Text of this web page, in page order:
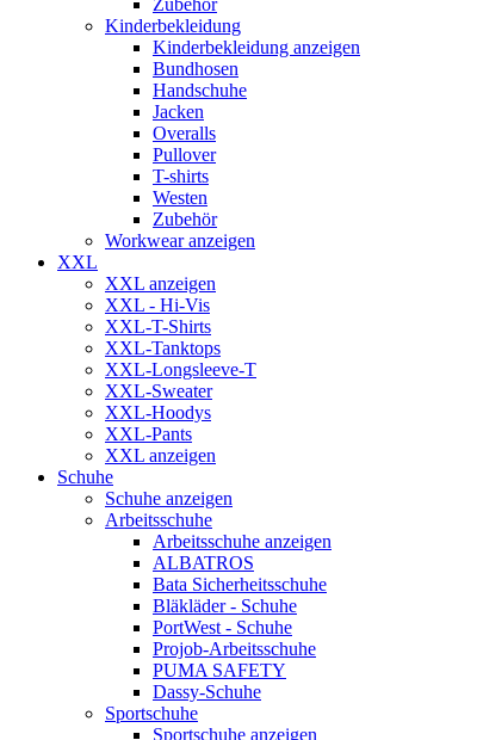
Zubehör
Kinderbekleidung
Kinderbekleidung anzeigen
Bundhosen
Handschuhe
Jacken
Overalls
Pullover
T-shirts
Westen
Zubehör
Workwear anzeigen
XXL
XXL anzeigen
XXL - Hi-Vis
XXL-T-Shirts
XXL-Tanktops
XXL-Longsleeve-T
XXL-Sweater
XXL-Hoodys
XXL-Pants
XXL anzeigen
Schuhe
Schuhe anzeigen
Arbeitsschuhe
Arbeitsschuhe anzeigen
ALBATROS
Bata Sicherheitsschuhe
Bläkläder - Schuhe
PortWest - Schuhe
Projob-Arbeitsschuhe
PUMA SAFETY
Dassy-Schuhe
Sportschuhe
Sportschuhe anzeigen